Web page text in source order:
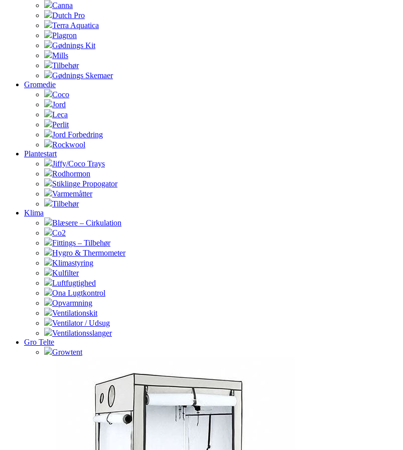
Canna
Dutch Pro
Terra Aquatica
Plagron
Gødnings Kit
Mills
Tilbehør
Gødnings Skemaer
Gromedie
Coco
Jord
Leca
Perlit
Jord Forbedring
Rockwool
Plantestart
Jiffy/Coco Trays
Rodhormon
Stiklinge Propogator
Varmemåtter
Tilbehør
Klima
Blæsere – Cirkulation
Co2
Fittings – Tilbehør
Hygro & Thermometer
Klimastyring
Kulfilter
Luftfugtighed
Ona Lugtkontrol
Opvarmning
Ventilationskit
Ventilator / Udsug
Ventilationsslanger
Gro Telte
Growtent